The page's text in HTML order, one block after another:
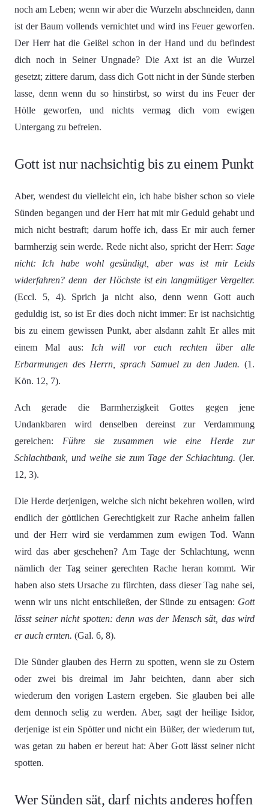
noch am Leben; wenn wir aber die Wurzeln abschneiden, dann
ist der Baum vollends vernichtet und wird ins Feuer geworfen.
Der Herr hat die Geißel schon in der Hand und du befindest
dich noch in Seiner Ungnade? Die Axt ist an die Wurzel
gesetzt; zittere darum, dass dich Gott nicht in der Sünde sterben
lasse, denn wenn du so hinstirbst, so wirst du ins Feuer der
Hölle geworfen, und nichts vermag dich vom ewigen
Untergang zu befreien.
Gott ist nur nachsichtig bis zu einem Punkt
Aber, wendest du vielleicht ein, ich habe bisher schon so viele
Sünden begangen und der Herr hat mit mir Geduld gehabt und
mich nicht bestraft; darum hoffe ich, dass Er mir auch ferner
barmherzig sein werde. Rede nicht also, spricht der Herr: Sage
nicht: Ich habe wohl gesündigt, aber was ist mir Leids
widerfahren? denn der Höchste ist ein langmütiger Vergelter.
(Eccl. 5, 4). Sprich ja nicht also, denn wenn Gott auch
geduldig ist, so ist Er dies doch nicht immer: Er ist nachsichtig
bis zu einem gewissen Punkt, aber alsdann zahlt Er alles mit
einem Mal aus: Ich will vor euch rechten über alle
Erbarmungen des Herrn, sprach Samuel zu den Juden. (1.
Kön. 12, 7).
Ach gerade die Barmherzigkeit Gottes gegen jene
Undankbaren wird denselben dereinst zur Verdammung
gereichen: Führe sie zusammen wie eine Herde zur
Schlachtbank, und weihe sie zum Tage der Schlachtung. (Jer.
12, 3).
Die Herde derjenigen, welche sich nicht bekehren wollen, wird
endlich der göttlichen Gerechtigkeit zur Rache anheim fallen
und der Herr wird sie verdammen zum ewigen Tod. Wann
wird das aber geschehen? Am Tage der Schlachtung, wenn
nämlich der Tag seiner gerechten Rache heran kommt. Wir
haben also stets Ursache zu fürchten, dass dieser Tag nahe sei,
wenn wir uns nicht entschließen, der Sünde zu entsagen: Gott
lässt seiner nicht spotten: denn was der Mensch sät, das wird
er auch ernten. (Gal. 6, 8).
Die Sünder glauben des Herrn zu spotten, wenn sie zu Ostern
oder zwei bis dreimal im Jahr beichten, dann aber sich
wiederum den vorigen Lastern ergeben. Sie glauben bei alle
dem dennoch selig zu werden. Aber, sagt der heilige Isidor,
derjenige ist ein Spötter und nicht ein Büßer, der wiederum tut,
was getan zu haben er bereut hat: Aber Gott lässt seiner nicht
spotten.
Wer Sünden sät, darf nichts anderes hoffen